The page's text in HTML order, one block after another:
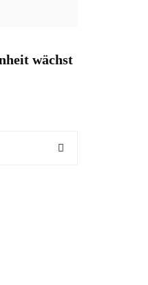
wächst